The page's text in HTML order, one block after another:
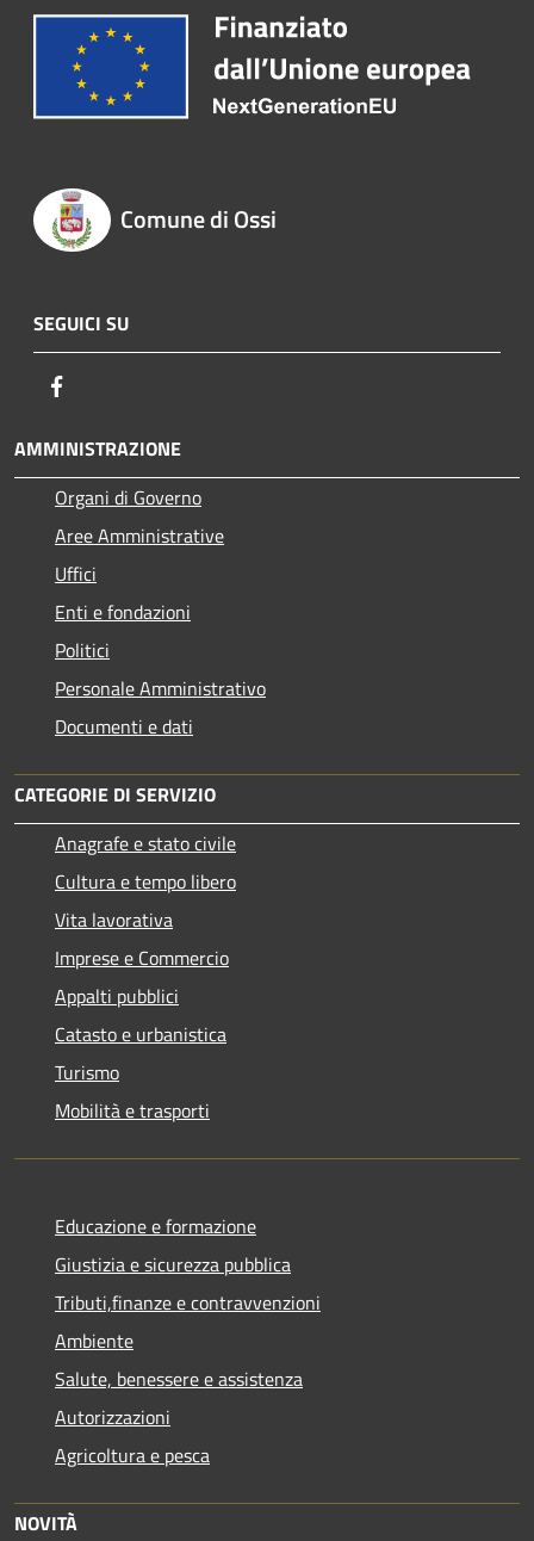
Comune di Ossi
SEGUICI SU
AMMINISTRAZIONE
Organi di Governo
Aree Amministrative
Uffici
Enti e fondazioni
Politici
Personale Amministrativo
Documenti e dati
CATEGORIE DI SERVIZIO
Anagrafe e stato civile
Cultura e tempo libero
Vita lavorativa
Imprese e Commercio
Appalti pubblici
Catasto e urbanistica
Turismo
Mobilità e trasporti
Educazione e formazione
Giustizia e sicurezza pubblica
Tributi,finanze e contravvenzioni
Ambiente
Salute, benessere e assistenza
Autorizzazioni
Agricoltura e pesca
NOVITÀ